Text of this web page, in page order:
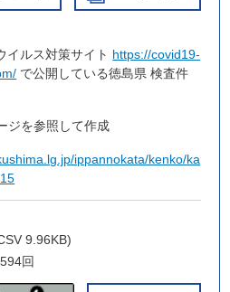
イルス対策サイト https://covid19-
で公開している徳島県 検査件
ジを参照して作成
ippannokata/kenko/ka
9.96KB)
回